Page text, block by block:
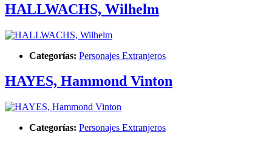
HALLWACHS, Wilhelm
Categorías: Personajes Extranjeros
HAYES, Hammond Vinton
Categorías: Personajes Extranjeros